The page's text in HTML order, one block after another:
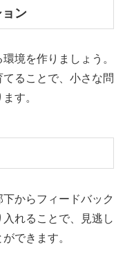
ン
境を作りましょう。
ることで、小さな問
す。
からフィードバック
れることで、見逃し
できます。